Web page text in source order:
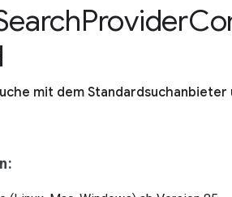
Provider
mit dem